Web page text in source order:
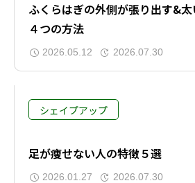
ふくらはぎの外側が張り出す&
４つの方法
2026.05.12 2026.07.30
シェイプアップ
足が痩せない人の特徴５選
2026.01.27 2026.07.30